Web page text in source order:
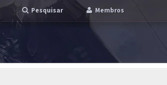
Pesquisar Membros